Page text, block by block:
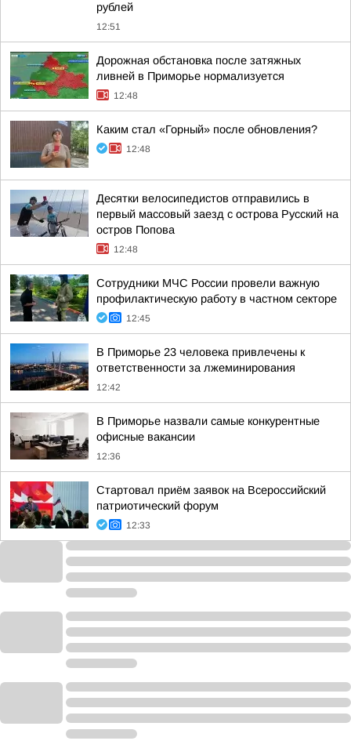
рублей
12:51
Дорожная обстановка после затяжных
ливней в Приморье нормализуется
12:48
Каким стал «Горный» после обновления?
12:48
Десятки велосипедистов отправились в
первый массовый заезд с острова Русский на
остров Попова
12:48
Сотрудники МЧС России провели важную
профилактическую работу в частном секторе
12:45
В Приморье 23 человека привлечены к
ответственности за лжеминирования
12:42
В Приморье назвали самые конкурентные
офисные вакансии
12:36
Стартовал приём заявок на Всероссийский
патриотический форум
12:33